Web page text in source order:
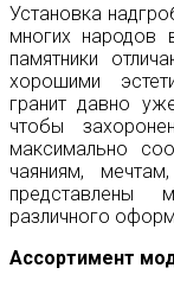
Установка
многих народов
памятники
хорошими
гранит давно
чтобы
максимально
чаяниям,
представлены
различного
Ассортимент